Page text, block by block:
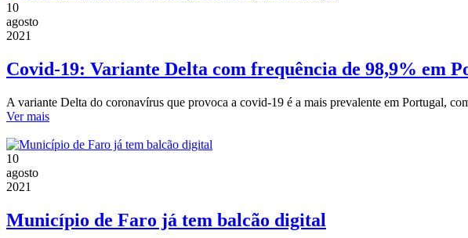
10
agosto
2021
Covid-19: Variante Delta com frequência de 98,9% em
A variante Delta do coronavírus que provoca a covid-19 é a mais prevalente em Portugal,
Ver mais
10
agosto
2021
Município de Faro já tem balcão digital